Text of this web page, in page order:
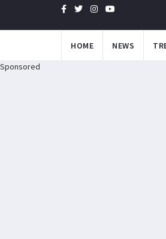
HOME NEWS
Sponsored